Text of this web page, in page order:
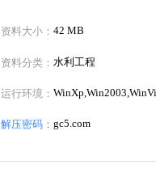
资料大小： 42 MB
资料分类： 水利工程
运行环境：
解压密码： gc5.com